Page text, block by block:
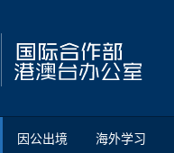
因公出境 海外学习